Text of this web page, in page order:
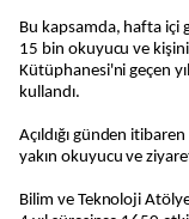
Bu kapsamda, hafta içi
15 bin okuyucu ve
Kütüphanesi'ni geçen
kullandı.
Açıldığı günden
yakın okuyucu ve
Bilim ve Teknoloji